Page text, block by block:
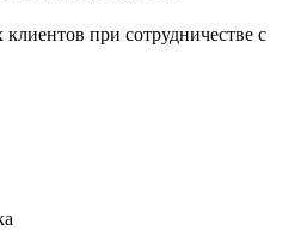
при сотрудничестве с